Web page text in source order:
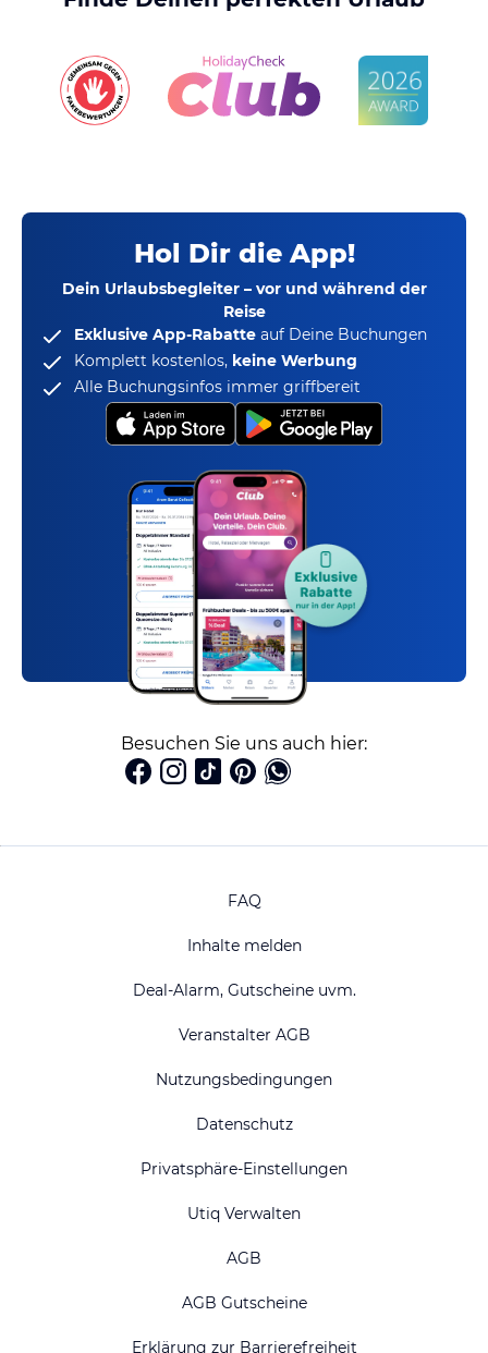
Hol Dir die App!
Dein Urlaubsbegleiter – vor und während der
Reise
Exklusive App-Rabatte auf Deine Buchungen
Komplett kostenlos, keine Werbung
Alle Buchungsinfos immer griffbereit
Besuchen Sie uns auch hier:
FAQ
Inhalte melden
Deal-Alarm, Gutscheine uvm.
Veranstalter AGB
Nutzungsbedingungen
Datenschutz
Privatsphäre-Einstellungen
Utiq Verwalten
AGB
AGB Gutscheine
Erklärung zur Barrierefreiheit